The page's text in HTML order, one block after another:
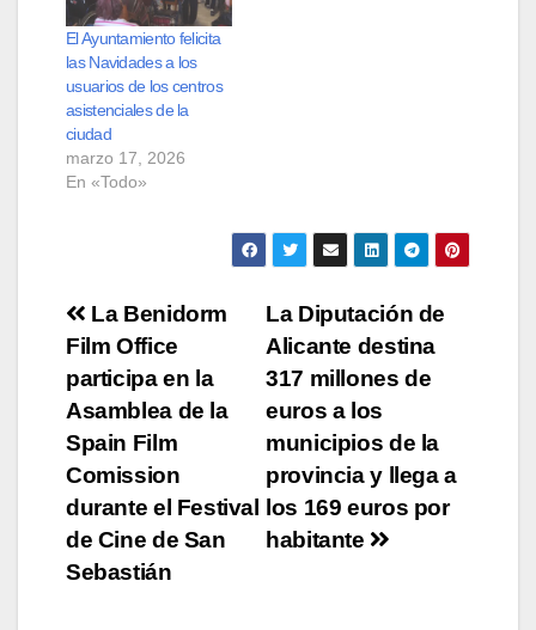
El Ayuntamiento felicita
las Navidades a los
usuarios de los centros
asistenciales de la
ciudad
marzo 17, 2026
En «Todo»
Navegación
de
entradas
La Diputación de
Alicante destina
317 millones de
euros a los
municipios de la
provincia y llega a
los 169 euros por
habitante
La Benidorm
Film Office
participa en la
Asamblea de la
Spain Film
Comission
durante el Festival
de Cine de San
Sebastián